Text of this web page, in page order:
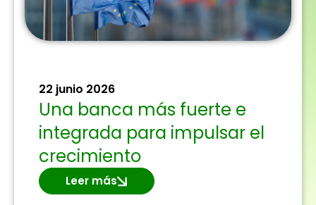
22 junio 2026
Una banca más fuerte e
integrada para impulsar el
crecimiento
Leer más